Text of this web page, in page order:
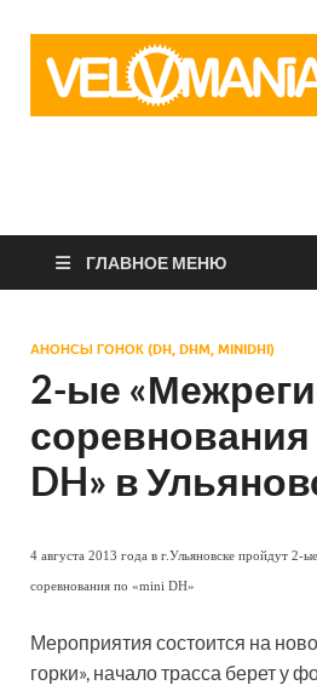
ГЛАВНОЕ МЕНЮ
АНОНСЫ ГОНОК (DH, DHM, MINIDHI)
2-ые
соревнования
DH» в
4 августа 2013 года в г.Ульяновске пройдут 2-
соревнования по «mini DH»
Мероприятия состоится на
горки», начало трасса берет у